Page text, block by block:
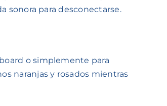
sonora para desconectarse.
o simplemente para
naranjas y rosados mientras